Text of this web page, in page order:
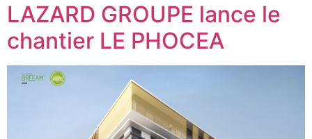
LAZARD GROUPE lance le
chantier LE PHOCEA